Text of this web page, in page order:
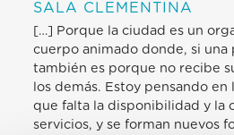
SALA CLEMENTINA
[…] Porque la ciudad es un
cuerpo animado donde, si una
también es porque no recibe
los demás. Estoy pensando en
que falta la disponibilidad y la
servicios, y se forman nuevos